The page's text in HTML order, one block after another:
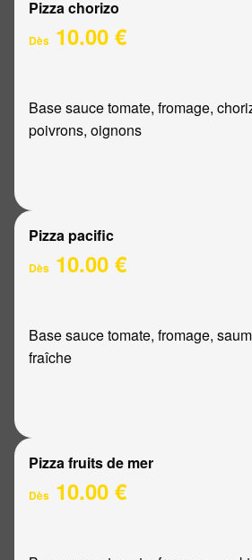
Pizza chorizo
Dès 10.00 €
Base sauce tomate, fromage,
poivrons, oignons
Pizza pacific
Dès 10.00 €
Base sauce tomate, fromage,
fraîche
Pizza fruits de mer
Dès 10.00 €